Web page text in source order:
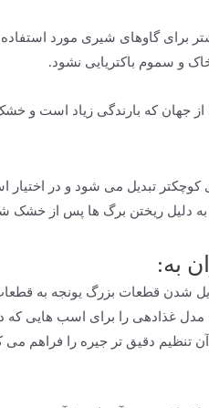
برای گاوهای شیری مورد استفاده
و سموم باکتریایی نشود.
از جهان که بارندگی زیاد
به دلیل ریختن برگ ها پس از
به:
شدن قطعات بزرگ یونجه به
مدل غذادهی را برای اسب هایی
تنظیم دقیق تر جیره را فراهم می